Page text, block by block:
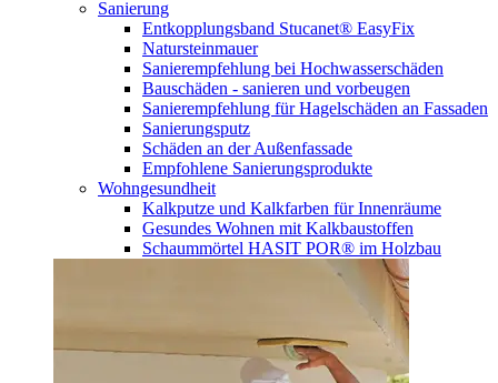
Sanierung
Entkopplungsband Stucanet® EasyFix
Natursteinmauer
Sanierempfehlung bei Hochwasserschäden
Bauschäden - sanieren und vorbeugen
Sanierempfehlung für Hagelschäden an Fassaden
Sanierungsputz
Schäden an der Außenfassade
Empfohlene Sanierungsprodukte
Wohngesundheit
Kalkputze und Kalkfarben für Innenräume
Gesundes Wohnen mit Kalkbaustoffen
Schaummörtel HASIT POR® im Holzbau